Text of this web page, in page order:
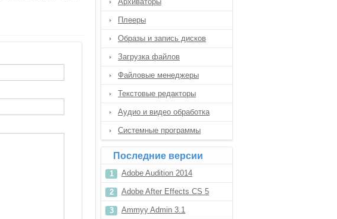
Плееры
Образы и запись дисков
Загрузка файлов
Файловые менеджеры
Текстовые редакторы
Аудио и видео обработка
Системные программы
Последние версии
Adobe Audition 2014
Adobe After Effects CS 5
Ammyy Admin 3.1